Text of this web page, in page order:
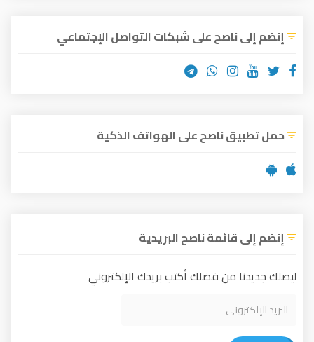
إنضم إلى ناصح على شبكات التواصل الإجتماعي
حمل تطبيق ناصح على الهواتف الذكية
إنضم إلى قائمة ناصح البريدية
ليصلك جديدنا من فضلك أكتب بريدك الإلكتروني